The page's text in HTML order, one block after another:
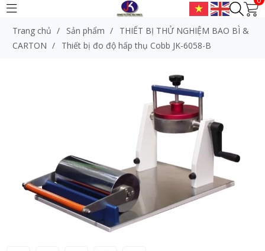
Trang chủ / Sản phẩm /
THIẾT BỊ THỬ NGHIỆM BAO BÌ &
CARTON / Thiết bị đo độ hấp thụ Cobb JK-6058-B